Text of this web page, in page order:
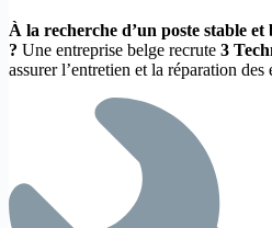
À la recherche d’un poste stable
? Une entreprise belge recrute 3
assurer l’entretien et la réparation